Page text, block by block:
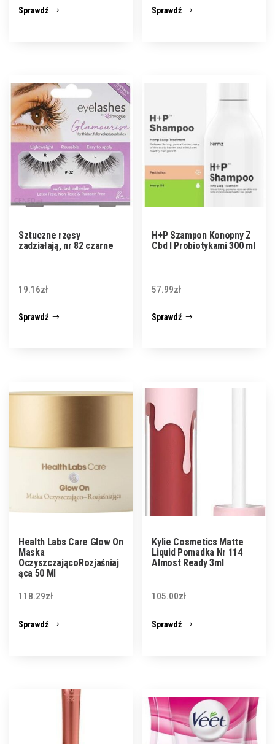
Sprawdź Sprawdź
Sztuczne rzęsy
zadziałają, nr 82 czarne
19.16zł
Sprawdź
H+P Szampon Konopny Z
Cbd I Probiotykami 300 ml
57.99zł
Sprawdź
Health Labs Care Glow On
Maska
OczyszczającoRozjaśniaj
ąca 50 Ml
118.29zł
Sprawdź
Kylie Cosmetics Matte
Liquid Pomadka Nr 114
Almost Ready 3ml
105.00zł
Sprawdź